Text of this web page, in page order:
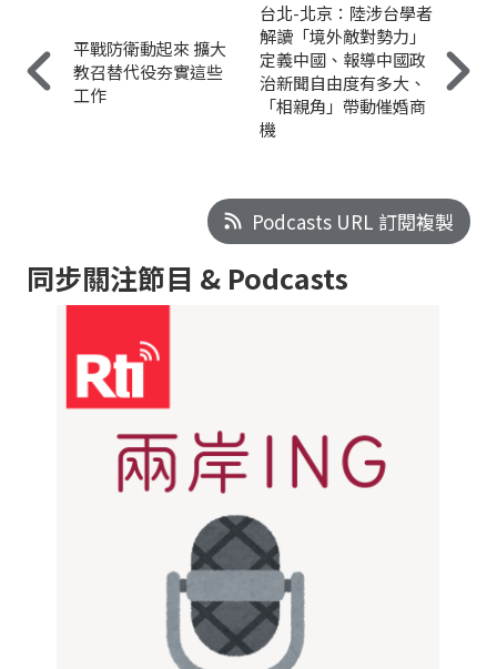
平戰防衛動起來 擴大
教召替代役夯實這些
工作
台北-北京：陸涉台學者
解讀「境外敵對勢力」
定義中國、報導中國政
治新聞自由度有多大、
「相親角」帶動催婚商
機
Podcasts URL 訂閱複製
同步關注節目 & Podcasts